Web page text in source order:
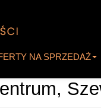
NA SPRZEDAŻ